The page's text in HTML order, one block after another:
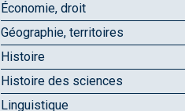
Économie, droit
Géographie, territoires
Histoire
Histoire des sciences
Linguistique